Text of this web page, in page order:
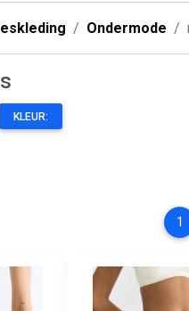
Ondermode
KLEUR:
1